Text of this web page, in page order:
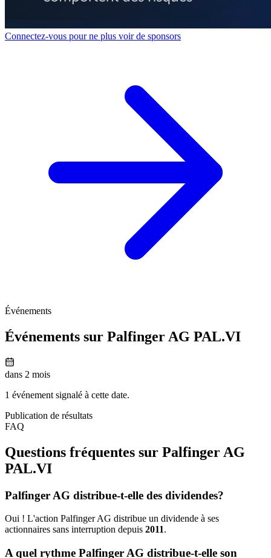
Connectez-vous pour ne plus voir de sponsors
Événements
Événements sur Palfinger AG PAL.VI
dans 2 mois
1 événement signalé à cette date.
Publication de résultats
FAQ
Questions fréquentes sur Palfinger AG
PAL.VI
Palfinger AG distribue-t-elle des dividendes?
Oui ! L'action Palfinger AG distribue un dividende à ses
actionnaires sans interruption depuis 2011.
A quel rythme Palfinger AG distribue-t-elle son